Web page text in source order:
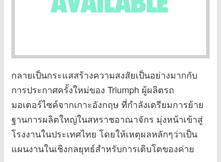
กลายเป็นกระแสสร้างความสงสัยเป็นอย่างมากกับ
การประกาศครั้งใหม่ของ Triumph ผู้ผลิตรถ
มอเตอร์ไซค์จากเกาะอังกฤษ ที่กำลังเตรียมการย้าย
ฐานการผลิตใหญ่ในสหราชอาณาจักร มุ่งหน้าเข้าสู่
โรงงานในประเทศไทย โดยให้เหตุผลหลักๆว่าเป็น
แผนงานในเชิงกลยุทธ์สำหรับการเติบโตของค่าย